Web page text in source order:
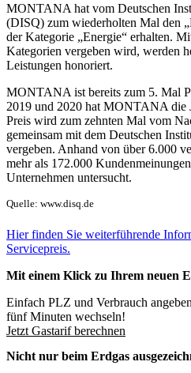
MONTANA hat vom Deutschen
(DISQ) zum wiederholten Mal den
der Kategorie „Energie“ erhalten.
Kategorien vergeben wird, werden
Leistungen honoriert.
MONTANA ist bereits zum 5. Mal
2019 und 2020 hat MONTANA die
Preis wird zum zehnten Mal vom
gemeinsam mit dem Deutschen
vergeben. Anhand von über 6.000
mehr als 172.000
Unternehmen untersucht.
Quelle: www.disq.de
Hier finden Sie weiterführende
Servicepreis.
Mit einem Klick zu Ihrem neuen
Einfach PLZ und Verbrauch
fünf Minuten wechseln!
Jetzt Gastarif berechnen
Nicht nur beim Erdgas